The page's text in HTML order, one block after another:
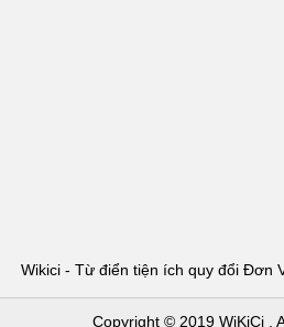
Wikici - Từ điển tiện ích quy đổi Đơn
Copyright © 2019 WiKiCi .